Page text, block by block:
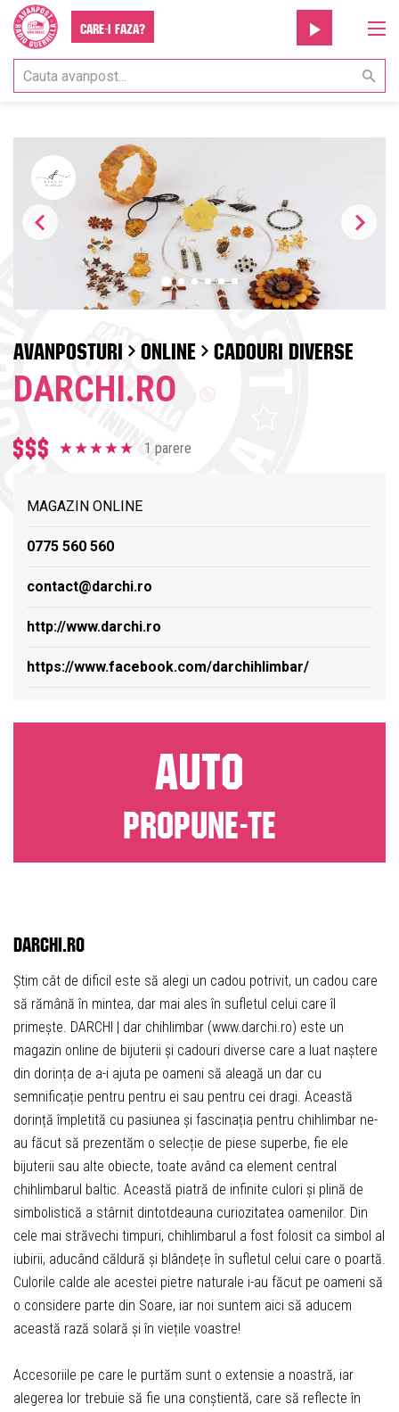
Care-i faza?
AVANPOSTURI ONLINE CADOURI DIVERSE
DARCHI.RO
1 parere
MAGAZIN ONLINE
0775 560 560
contact@darchi.ro
http://www.darchi.ro
https://www.facebook.com/darchihlimbar/
AUTO
PROPUNE-TE
darchi.ro
Știm cât de dificil este să alegi un cadou potrivit, un cadou care
să rămână în mintea, dar mai ales în sufletul celui care îl
primește. DARCHI | dar chihlimbar (www.darchi.ro) este un
magazin online de bijuterii și cadouri diverse care a luat naștere
din dorința de a-i ajuta pe oameni să aleagă un dar cu
semnificație pentru pentru ei sau pentru cei dragi. Această
dorință împletită cu pasiunea și fascinația pentru chihlimbar ne-
au făcut să prezentăm o selecție de piese superbe, fie ele
bijuterii sau alte obiecte, toate având ca element central
chihlimbarul baltic. Această piatră de infinite culori și plină de
simbolistică a stârnit dintotdeauna curiozitatea oamenilor. Din
cele mai străvechi timpuri, chihlimbarul a fost folosit ca simbol al
iubirii, aducând căldură și blândețe în sufletul celui care o poartă.
Culorile calde ale acestei pietre naturale i-au făcut pe oameni să
o considere parte din Soare, iar noi suntem aici să aducem
această rază solară și în viețile voastre!
Accesoriile pe care le purtăm sunt o extensie a noastră, iar
alegerea lor trebuie să fie una conștientă, care să reflecte în